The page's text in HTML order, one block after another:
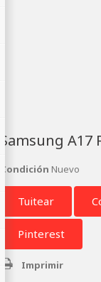
Samsung A17
Condición Nuevo
Tuitear
Pinterest
Imprimir